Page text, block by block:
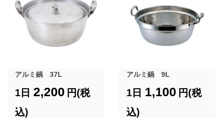
アルミ鍋 37L
1日 2,200 円(税
込)
アルミ鍋 9L
1日 1,100 円(税
込)